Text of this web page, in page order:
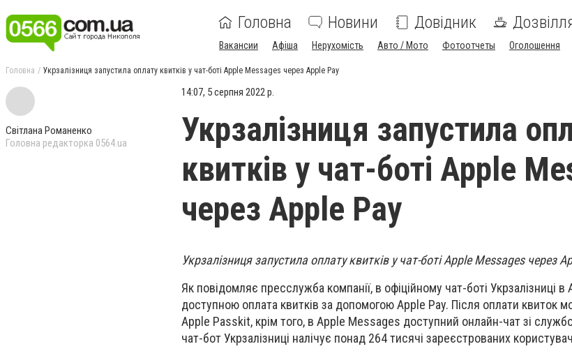
Головна Новини Довідник
Вакансии Афіша Нерухомість Авто / Мото Фотоотчеты Оголошення
Головна Укрзалізниця запустила оплату квитків у чат-боті Apple Messages через Apple Pay
Світлана Романенко
Головна редакторка 0564.ua
14:07, 5 серпня 2022 р.
Укрзалізниця запустила
квитків у чат-боті Apple
через Apple Pay
Укрзалізниця запустила оплату квитків у чат-боті Apple Messages через
Як повідомляє пресслужба компанії, в офіційному чат-боті Укрзалізниці
доступною оплата квитків за допомогою Apple Pay. Після оплати квиток
Apple Passkit, крім того, в Apple Messages доступний онлайн-чат зі
чат-бот Укрзалізниці налічує понад 264 тисячі зареєстрованих